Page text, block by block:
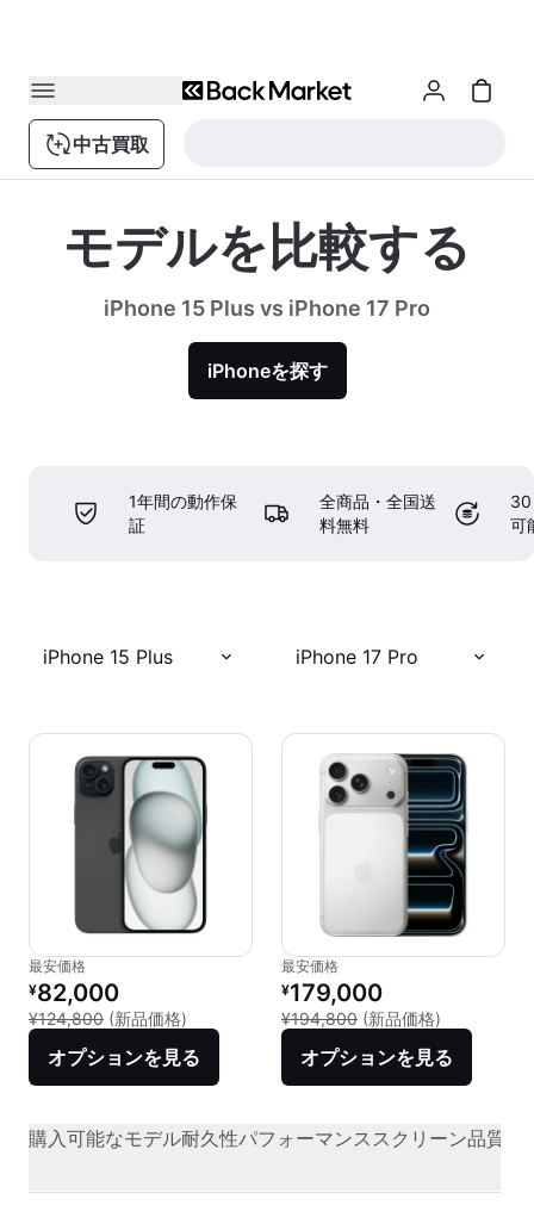
中古買取
モデルを比較する
iPhone 15 Plus vs iPhone 17 Pro
iPhoneを探す
1年間の動作保
証
全商品・全国送
料無料
30
可
iPhone 15 Plus iPhone 17 Pro
最安価格
リファービッシュ品の価格：
¥82,000
¥124,800 (新品価格) 新品との比較：¥124,800
オプションを見る
最安価格
リファービッシュ品の価格：
¥179,000
¥194,800 (新品価格)
オプションを見る
購入可能なモデル耐久性パフォーマンススクリーン品質